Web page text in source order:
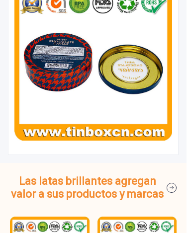
Las latas brillantes agregan
valor a sus productos y marcas